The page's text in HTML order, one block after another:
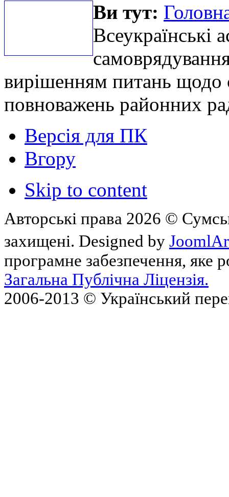
Ви тут:
Всеукраїнські
вирішенням питань щодо
повноважень районних
Версія для ПК
Вгору
Skip to content
Авторські права 2026 ©
захищені. Designed by
програмне забезпечення, яке
Загальна Публічна Ліцензія.
2006-2013 © Український